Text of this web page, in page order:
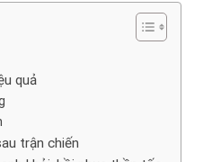
quả
trận chiến